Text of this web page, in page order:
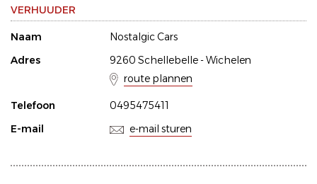
VERHUUDER
Naam
Nostalgic Cars
Adres
9260 Schellebelle - Wichelen
route plannen
Telefoon
0495475411
E-mail
e-mail sturen